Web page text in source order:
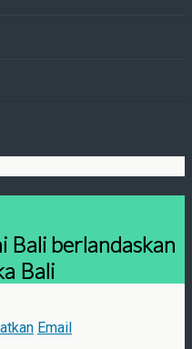
Bali berlandaskan
Bali
Email